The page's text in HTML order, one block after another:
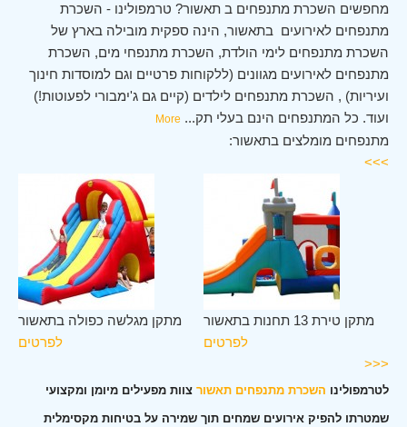
מחפשים השכרת מתנפחים ב תאשור? טרמפולינו - השכרת
מתנפחים לאירועים בתאשור, הינה ספקית מובילה בארץ של
השכרת מתנפחים לימי הולדת, השכרת מתנפחי מים, השכרת
מתנפחים לאירועים מגוונים (ללקוחות פרטיים וגם למוסדות חינוך
ועיריות) , השכרת מתנפחים לילדים (קיים גם ג'ימבורי לפעוטות!)
ועוד. כל המתנפחים הינם בעלי תק...
More
מתנפחים מומלצים בתאשור:
>>>
מתקן מגלשה כפולה בתאשור
לפרטים
מתקן טירת 13 תחנות בתאשור
לפרטים
<<<
לטרמפולינו השכרת מתנפחים תאשור צוות מפעילים מיומן ומקצועי
שמטרתו להפיק אירועים שמחים תוך שמירה על בטיחות מקסימלית